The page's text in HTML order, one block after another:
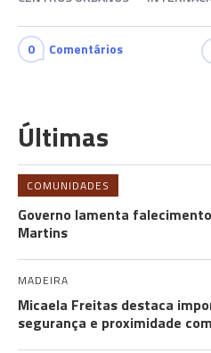
0 Comentários
Últimas
COMUNIDADES
Governo lamenta
Martins
MADEIRA
Micaela Freitas destaca
segurança e proximidade